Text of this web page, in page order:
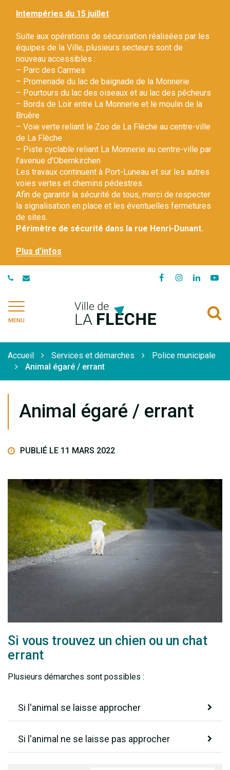
Intempéries du 15 juillet
Suite aux opérations de sécurisation réalisées par les
équipes de la Ville, plusieurs secteurs sont de
nouveau accessibles :
– Parc des Carmes
– Promenade du lac de baignade de la Monnerie
– Pourtours du lac des oiseaux et au lac des pêcheurs
– Bords de Loir entre La Monnerie et le moulin de la
Bruère
– Voie verte reliant le Zoo de La Flèche au centre-ville
de La Flèche
– Piste cyclable reliant La Monnerie au centre-ville par
l’avenue d’Obernkirchen
Les travaux continuent à Port-Luneau et sur les autres
voies vertes et chemins pédestres.
Afin de garantir la sécurité de tous, merci de respecter
la signalisation en place et les éventuelles fermetures
de sites.
Périmètre de sécurité dans la rue Henri-Dunant.
Plus d’infos
Lien
Lien
compte
Instagram
Lien
compte
MENU
Accueil Services et démarches
Police municipale
Animal égaré / errant
Animal égaré / errant
PUBLIÉ LE 11 MARS 2022
Si vous trouvez un chien ou un chat
errant
Plusieurs démarches sont possibles :
Si l'animal se laisse approcher
Si l'animal ne se laisse pas approcher